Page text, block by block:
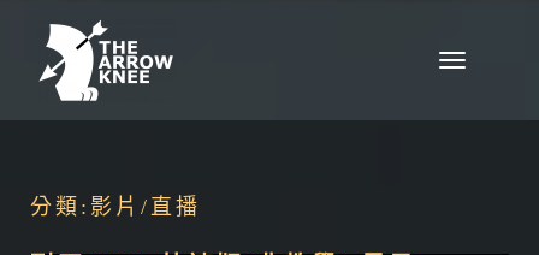
Skip to content
Toggle
分類: 影片/直播